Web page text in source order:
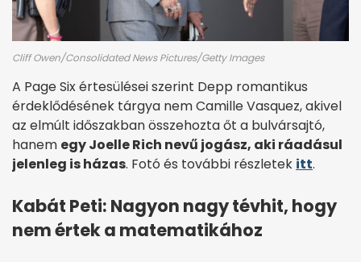
Cliff Owen/Consolidated News Pictures/Getty Images
A Page Six értesülései szerint Depp romantikus
érdeklődésének tárgya nem Camille Vasquez, akivel
az elmúlt időszakban összehozta őt a bulvársajtó,
hanem egy Joelle Rich nevű jogász, aki ráadásul
jelenleg is házas. Fotó és további részletek itt.
Kabát Peti: Nagyon nagy tévhit, hogy
nem értek a matematikához